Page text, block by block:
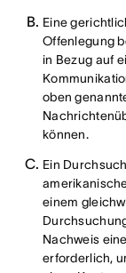
Eine
Offenlegung
in Bezug auf
oben
können.
Ein
einem
Nachweis
erforderlich,